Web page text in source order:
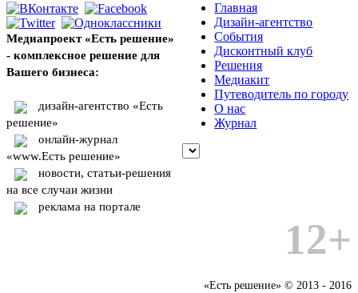
Медиапроект «Есть решение»
- комплексное решение для
Вашего бизнеса:
дизайн-агентство «Есть
решение»
онлайн-журнал
«www.Есть решение»
новости, статьи-решения
на все случаи жизни
реклама на портале
Главная
Дизайн-агентство
События
Дисконтный клуб
Решения
Медиакит
Путеводитель по городу
О нас
Журнал
12+
«Есть решение» © 2013 - 2016